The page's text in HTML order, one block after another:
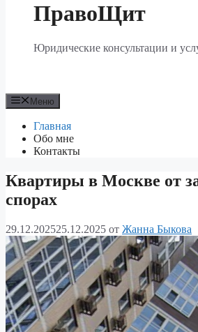
ПравоЩит
Юридические консультации и
Меню
Главная
Обо мне
Контакты
Квартиры в Москве от
спорах
29.12.202525.12.2025 от Жанна Быкова